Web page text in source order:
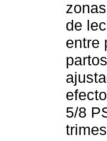
de
entre
5/8